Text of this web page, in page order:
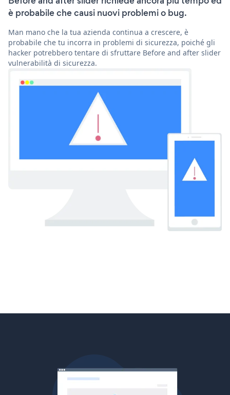
è probabile che causi nuovi problemi o bug.
Man mano che la tua azienda continua a crescere, è
probabile che tu incorra in problemi di sicurezza, poiché gli
hacker potrebbero tentare di sfruttare Before and after slider
vulnerabilità di sicurezza.